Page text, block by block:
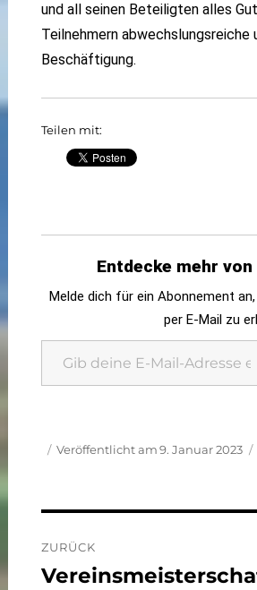
und all seinen Beteiligten alles
Teilnehmern abwechslungsreiche
Beschäftigung.
Teilen mit:
Entdecke mehr von
Melde dich für ein Abonnement
per E-Mail zu
Gib deine E-Mail-Adresse ein ...
Autor
Veröffentlicht am9. Januar 2023
ZURÜCK
Vorheriger